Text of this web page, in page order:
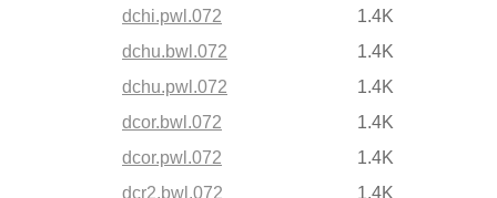
dchi.pwl.072
1.4K
dchu.bwl.072
1.4K
dchu.pwl.072
1.4K
dcor.bwl.072
1.4K
dcor.pwl.072
1.4K
dcr2.bwl.072
1.4K